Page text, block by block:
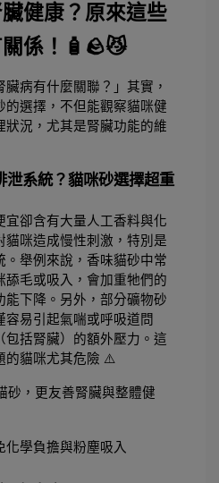
健康？原來這些
係！🧴🪨😼
病有什麼關聯？」其實，
的選擇，不但能觀察貓咪健
狀況，尤其是腎臟功能的維
泄系統？貓咪砂選擇超重
宜卻含有大量人工香料與化
貓咪造成慢性刺激，特別是
。舉例來說，香味貓砂中常
舔毛或吸入，會加重牠們的
下降。 另外，部分礦物砂
易引起氣喘或呼吸道問
包括腎臟）的額外壓力。這
的貓咪尤其危險 ⚠️
砂，更友善腎臟與整體健
化學負擔與粉塵吸入